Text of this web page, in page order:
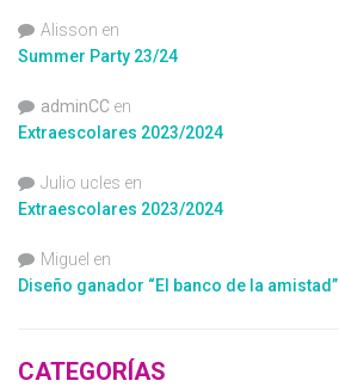
Alisson en
Summer Party 23/24
adminCC en
Extraescolares 2023/2024
Julio ucles en
Extraescolares 2023/2024
Miguel en
Diseño ganador “El banco de la amistad”
CATEGORÍAS